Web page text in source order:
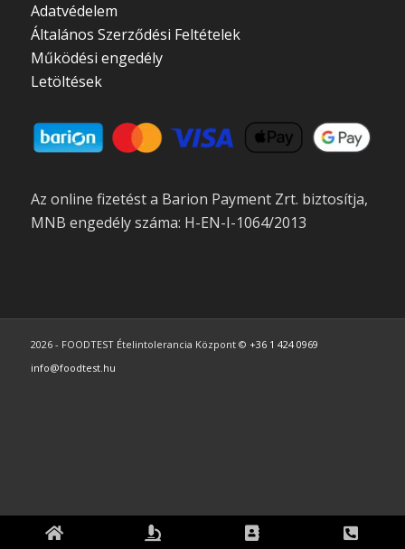
Adatvédelem
Általános Szerződési Feltételek
Működési engedély
Letöltések
Az online fizetést a Barion Payment Zrt. biztosítja,
MNB engedély száma: H-EN-I-1064/2013
2026 - FOODTEST Ételintolerancia Központ © +36 1 424 0969
info@foodtest.hu